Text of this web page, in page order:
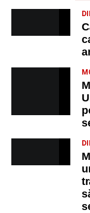
Copiii în
Ora 10.00–
–
recreative pentru
–
Sebeș:
– Aula
festivitatea de